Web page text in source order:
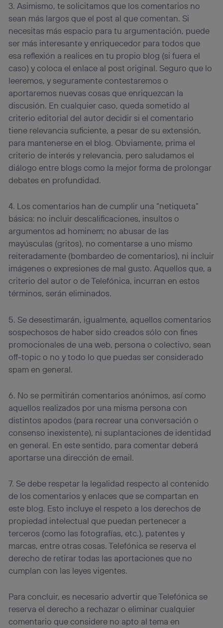
3. Asimismo, te solicitamos que los comentarios no
sean más largos que el post al que comentan. Si
necesitas más espacio para tu argumentación, puede
ser más interesante y enriquecedor para todos que
esa reflexión a realices en tu propio blog (si fuera el
caso) y coloca el enlace al post original. Seguro que lo
leeremos, y seguramente contestaremos o
aportaremos nuevas cosas que enriquezcan la
discusión. En cualquier caso, queda sometido al
criterio editorial del autor decidir si el comentario
tiene relevancia suficiente, a pesar de su extensión,
para mantenerse en el blog. Obviamente, prima el
criterio de interés y relevancia, pero saludamos el
diálogo entre blogs como la mejor forma de prolongar
debates en profundidad.
4. Los comentarios han de cumplir una “netiqueta”
básica: no incluir descalificaciones, insultos o
argumentos ad hominem; no abusar de las
mayúsculas (gritos), no comentarse a uno mismo
reiteradamente (bombardeo de comentarios), ni incluir
imágenes o expresiones de mal gusto. Aquellos que, a
criterio del autor o de Telefónica, incurran en estos
términos, serán eliminados.
5. Se desestimarán, igualmente, aquellos comentarios
sospechosos de haber sido creados sólo con fines
promocionales de una web, persona o colectivo, sean
off-topic o no y todo lo que puedas ser considerado
spam en general.
6. No se permitirán comentarios anónimos, así como
aquellos realizados por una misma persona con
distintos apodos (para recrear una conversación o
consenso inexistente), ni suplantaciones de identidad
en general. En este sentido, para comentar deberá
aportarse una dirección de email.
7. Se debe respetar la legalidad respecto al contenido
de los comentarios y enlaces que se compartan en
este blog. Esto incluye el respeto a los derechos de
propiedad intelectual que puedan pertenecer a
terceros (como las fotografías, etc.), patentes y
marcas, entre otras cosas. Telefónica se reserva el
derecho de retirar todas las aportaciones que no
cumplan con las leyes vigentes.
Para concluir, es necesario advertir que Telefónica se
reserva el derecho a rechazar o eliminar cualquier
comentario que considere no apto al tema en
el marketing o análisis se realizará en función de las
actividades de navegación de los miembros del hogar
que hayan dado su consentimiento.
Si utilizasdatos móviles, el marketing será más
personalizado, ya que se basará únicamente en la
navegación del usuario del móvil.
Puedes gestionar los consentimientos Utiq seleccionando
“Administrar Utiq” en la parte inferior de esta página web o
visitando el portal de privacidad de Utiq
(“consenthub”)
. Para más información, consulta
la política de privacidad de Utiq.